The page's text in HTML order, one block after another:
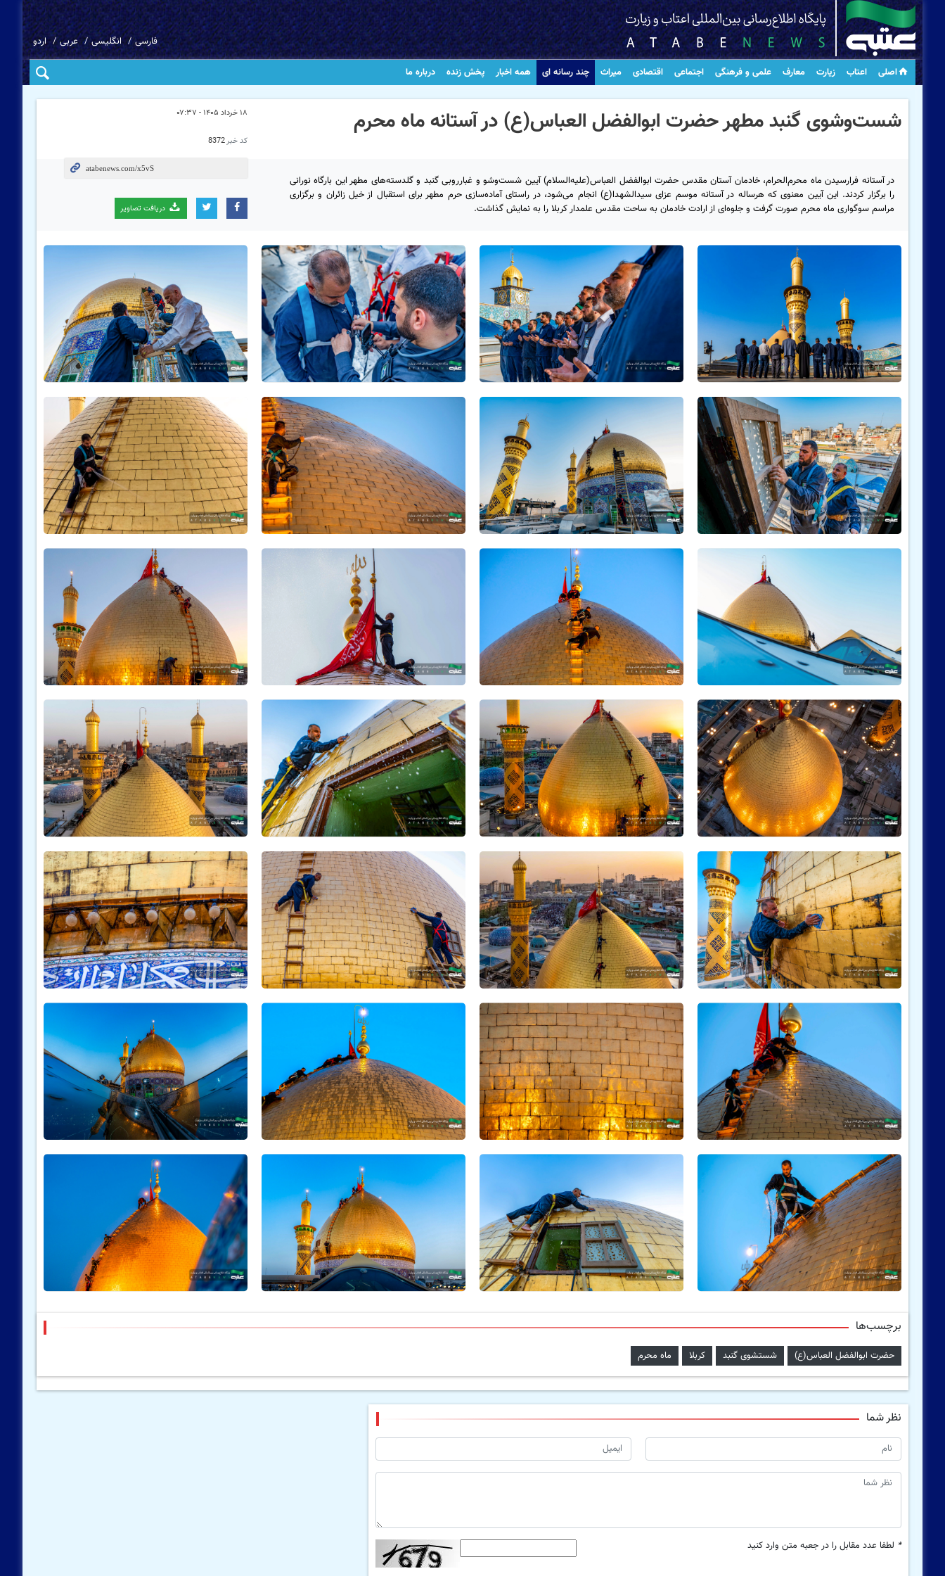
فارسی انگلیسی عربی اردو
اصلی اعتاب زیارت معارف علمی و فرهنگی اجتماعی اقتصادی میراث چند رسانه ای همه اخبار پخش زنده درباره ما
۱۸ خرداد ۱۴۰۵ - ۰۷:۳۷
کد خبر8372
دریافت تصاویر
شست‌وشوی گنبد مطهر حضرت ابوالفضل العباس(ع) در آستانه ماه محرم
در آستانه فرارسیدن ماه محرم‌الحرام، خادمان آستان مقدس حضرت ابوالفضل العباس(علیه‌السلام) آیین شست‌وشو و غبارروبی گنبد و گلدسته‌های مطهر این بارگاه نورانی
را برگزار کردند. این آیین معنوی که هرساله در آستانه موسم عزای سیدالشهدا(ع) انجام می‌شود، در راستای آماده‌سازی حرم مطهر برای استقبال از خیل زائران و برگزاری
مراسم سوگواری ماه محرم صورت گرفت و جلوه‌ای از ارادت خادمان به ساحت مقدس علمدار کربلا را به نمایش گذاشت.
برچسب‌ها
حضرت ابوالفضل العباس(ع) شستشوی گنبد کربلا ماه محرم
نظر شما
* لطفا عدد مقابل را در جعبه متن وارد کنید